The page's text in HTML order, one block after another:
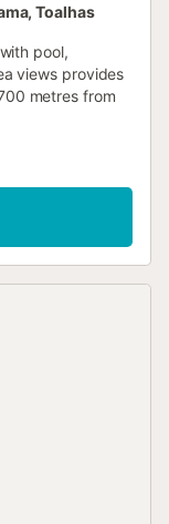
Toalhas
pool,
views provides
metres from